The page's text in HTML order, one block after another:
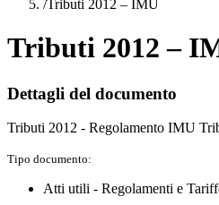
/Tributi 2012 – IMU
Tributi 2012 –
Dettagli del documento
Tributi 2012 - Regolamento IMU
Tipo documento:
Atti utili - Regolamenti e